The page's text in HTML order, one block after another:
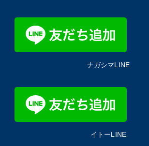
ナガシマLINE
イトーLINE